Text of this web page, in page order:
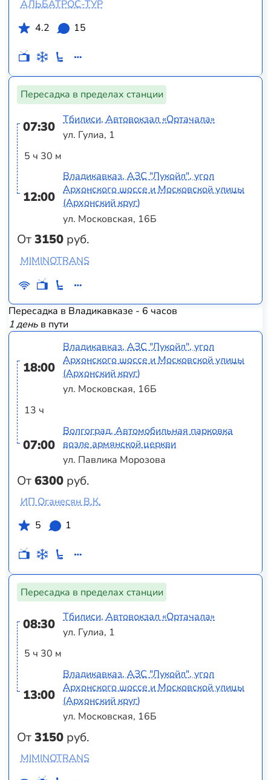
АЛЬБАТРОС-ТУР
4.2
15
Пересадка в пределах станции
07:30
5 ч 30 м
12:00
От3150 руб.
Тбилиси, Автовокзал «Ортачала»
ул. Гулиа, 1
Владикавказ, АЗС "Лукойл", угол
Архонского шоссе и Московской улицы
(Архонский круг)
ул. Московская, 16Б
MIMINOTRANS
Пересадка в Владикавказе - 6 часов
1 деньв пути
18:00
13 ч
07:00
От6300 руб.
Владикавказ, АЗС "Лукойл", угол
Архонского шоссе и Московской улицы
(Архонский круг)
ул. Московская, 16Б
Волгоград, Автомобильная парковка
возле армянской церкви
ул. Павлика Морозова
ИП Оганесян В.К.
5
1
Пересадка в пределах станции
08:30
5 ч 30 м
13:00
От3150 руб.
Тбилиси, Автовокзал «Ортачала»
ул. Гулиа, 1
Владикавказ, АЗС "Лукойл", угол
Архонского шоссе и Московской улицы
(Архонский круг)
ул. Московская, 16Б
MIMINOTRANS